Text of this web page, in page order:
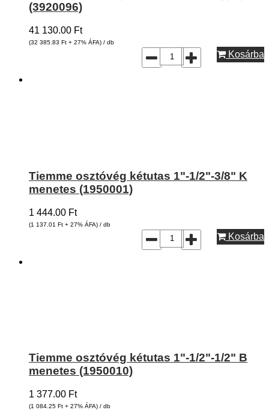
(3920096)
41 130.00 Ft
(32 385.83 Ft + 27% ÁFA) / db
Kosárba
Tiemme osztóvég kétutas 1"-1/2"-3/8" K
menetes (1950001)
1 444.00 Ft
(1 137.01 Ft + 27% ÁFA) / db
Kosárba
Tiemme osztóvég kétutas 1"-1/2"-1/2" B
menetes (1950010)
1 377.00 Ft
(1 084.25 Ft + 27% ÁFA) / db